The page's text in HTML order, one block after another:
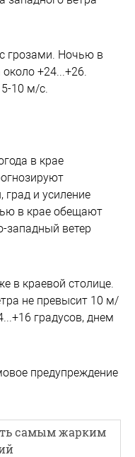
грозами. Ночью в
+24...+26.
10 м/с.
в крае
и усиление
в крае обещают
западный ветер
в краевой столице.
не превысит 10 м/
градусов, днем
предупреждение
самым жарким